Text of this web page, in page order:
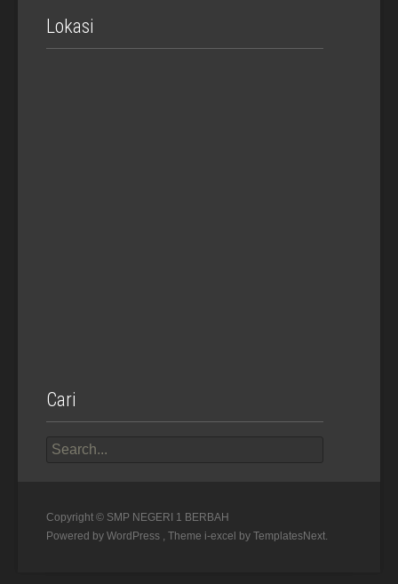
Lokasi
Cari
for:
Copyright © SMP NEGERI 1 BERBAH
Powered by WordPress
, Theme i-excel by TemplatesNext.